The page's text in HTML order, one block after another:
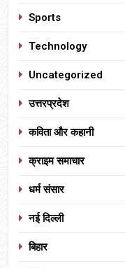
Sports
Technology
Uncategorized
उत्तरप्रदेश
कविता और कहानी
क्राइम समाचार
धर्म संसार
नई दिल्ली
बिहार